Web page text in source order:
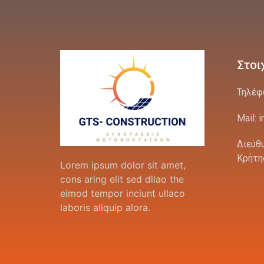
Lorem ipsum dolor sit amet,
cons aring elit sed dllao the
eimod tempor inciunt ullaco
laboris aliquip alora.
Mail: